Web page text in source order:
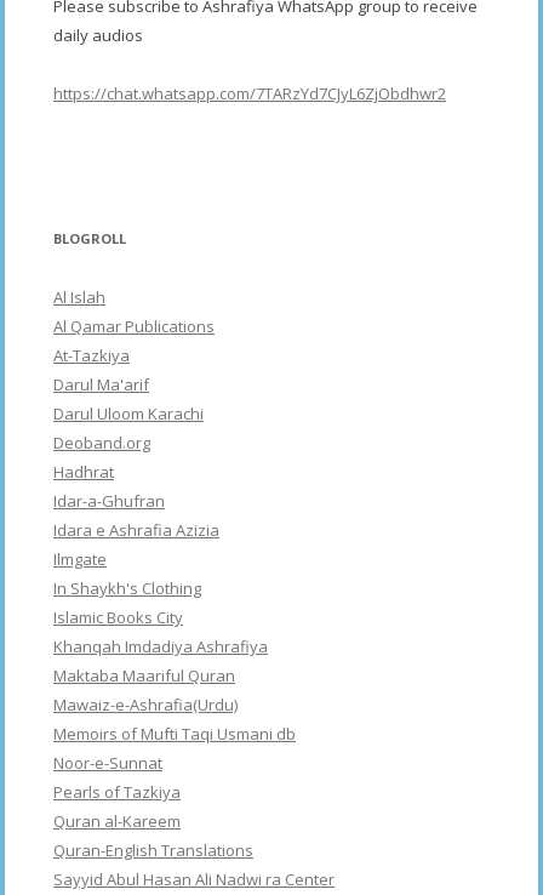
Please subscribe to Ashrafiya WhatsApp group to receive
daily audios
https://chat.whatsapp.com/7TARzYd7CJyL6ZjObdhwr2
BLOGROLL
Al Islah
Al Qamar Publications
At-Tazkiya
Darul Ma'arif
Darul Uloom Karachi
Deoband.org
Hadhrat
Idar-a-Ghufran
Idara e Ashrafia Azizia
Ilmgate
In Shaykh's Clothing
Islamic Books City
Khanqah Imdadiya Ashrafiya
Maktaba Maariful Quran
Mawaiz-e-Ashrafia(Urdu)
Memoirs of Mufti Taqi Usmani db
Noor-e-Sunnat
Pearls of Tazkiya
Quran al-Kareem
Quran-English Translations
Sayyid Abul Hasan Ali Nadwi ra Center